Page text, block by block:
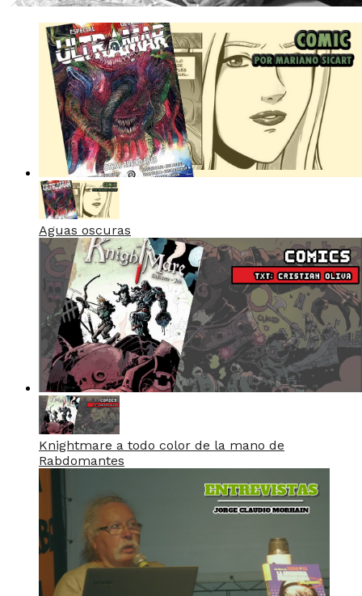
Aguas oscuras
Knightmare a todo color de la mano de
Rabdomantes